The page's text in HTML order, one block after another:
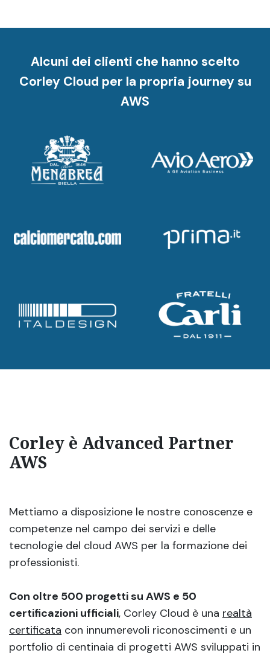
Alcuni dei clienti che hanno scelto
Corley Cloud per la propria journey su
AWS
Corley è Advanced Partner
AWS
Mettiamo a disposizione le nostre conoscenze e
competenze nel campo dei servizi e delle
tecnologie del cloud AWS per la formazione dei
professionisti.
Con oltre 500 progetti su AWS e 50
certificazioni ufficiali, Corley Cloud è una realtà
certificata con innumerevoli riconoscimenti e un
portfolio di centinaia di progetti AWS sviluppati in